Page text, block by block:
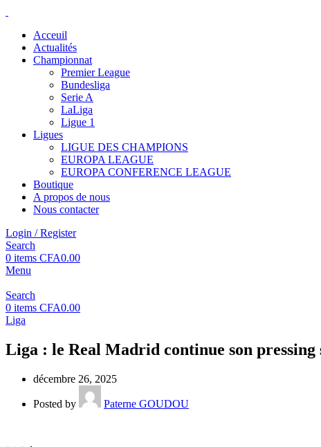
Acceuil
Actualités
Championnat
Premier League
Bundesliga
Serie A
LaLiga
Ligue 1
Ligues
LIGUE DES CHAMPIONS
EUROPA LEAGUE
EUROPA CONFERENCE LEAGUE
Boutique
A propos de nous
Nous contacter
Login / Register
Search
0 items CFA0.00
Menu
Search
0 items CFA0.00
Liga
Liga : le Real Madrid continue son
décembre 26, 2025
Posted by Paterne GOUDOU